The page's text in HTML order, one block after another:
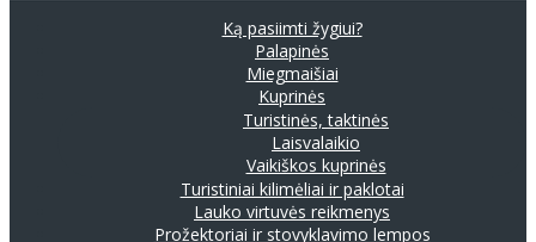
Ką pasiimti žygiui?
Palapinės
Miegmaišiai
Kuprinės
Turistinės, taktinės
Laisvalaikio
Vaikiškos kuprinės
Turistiniai kilimėliai ir paklotai
Lauko virtuvės reikmenys
Prožektoriai ir stovyklavimo lempos